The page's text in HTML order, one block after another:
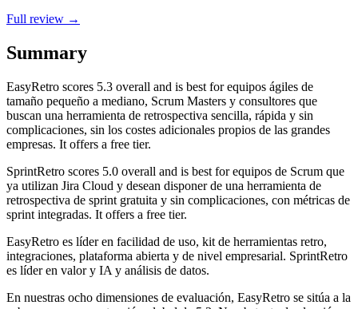
Full review →
Summary
EasyRetro scores 5.3 overall and is best for equipos ágiles de
tamaño pequeño a mediano, Scrum Masters y consultores que
buscan una herramienta de retrospectiva sencilla, rápida y sin
complicaciones, sin los costes adicionales propios de las grandes
empresas. It offers a free tier.
SprintRetro scores 5.0 overall and is best for equipos de Scrum que
ya utilizan Jira Cloud y desean disponer de una herramienta de
retrospectiva de sprint gratuita y sin complicaciones, con métricas de
sprint integradas. It offers a free tier.
EasyRetro es líder en facilidad de uso, kit de herramientas retro,
integraciones, plataforma abierta y de nivel empresarial. SprintRetro
es líder en valor y IA y análisis de datos.
En nuestras ocho dimensiones de evaluación, EasyRetro se sitúa a la